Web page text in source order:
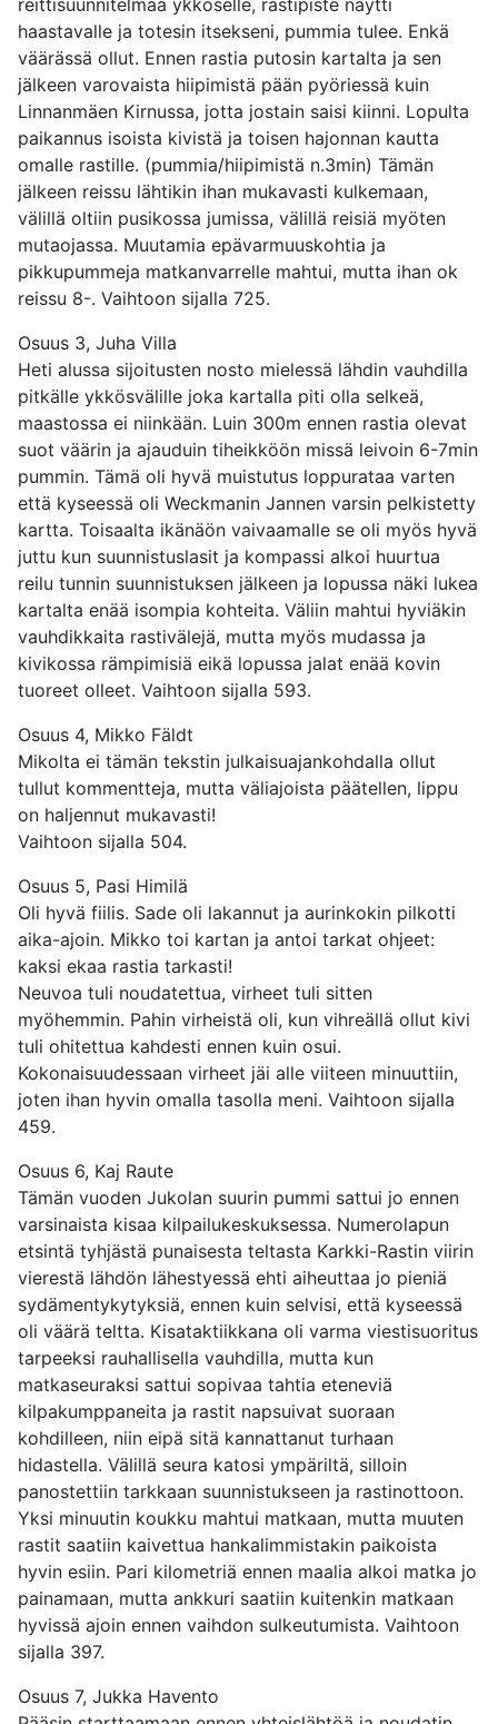
haastavalle ja totesin itsekseni, pummia tulee. Enkä
väärässä ollut. Ennen rastia putosin kartalta ja sen
jälkeen varovaista hiipimistä pään pyöriessä kuin
Linnanmäen Kirnussa, jotta jostain saisi kiinni. Lopulta
paikannus isoista kivistä ja toisen hajonnan kautta
omalle rastille. (pummia/hiipimistä n.3min) Tämän
jälkeen reissu lähtikin ihan mukavasti kulkemaan,
välillä oltiin pusikossa jumissa, välillä reisiä myöten
mutaojassa. Muutamia epävarmuuskohtia ja
pikkupummeja matkanvarrelle mahtui, mutta ihan ok
reissu 8-. Vaihtoon sijalla 725.
Osuus 3, Juha Villa
Heti alussa sijoitusten nosto mielessä lähdin vauhdilla
pitkälle ykkösvälille joka kartalla piti olla selkeä,
maastossa ei niinkään. Luin 300m ennen rastia olevat
suot väärin ja ajauduin tiheikköön missä leivoin 6-7min
pummin. Tämä oli hyvä muistutus loppurataa varten
että kyseessä oli Weckmanin Jannen varsin pelkistetty
kartta. Toisaalta ikänäön vaivaamalle se oli myös hyvä
juttu kun suunnistuslasit ja kompassi alkoi huurtua
reilu tunnin suunnistuksen jälkeen ja lopussa näki lukea
kartalta enää isompia kohteita. Väliin mahtui hyviäkin
vauhdikkaita rastivälejä, mutta myös mudassa ja
kivikossa rämpimisiä eikä lopussa jalat enää kovin
tuoreet olleet. Vaihtoon sijalla 593.
Osuus 4, Mikko Fäldt
Mikolta ei tämän tekstin julkaisuajankohdalla ollut
tullut kommentteja, mutta väliajoista päätellen, lippu
on haljennut mukavasti!
Vaihtoon sijalla 504.
Osuus 5, Pasi Himilä
Oli hyvä fiilis. Sade oli lakannut ja aurinkokin pilkotti
aika-ajoin. Mikko toi kartan ja antoi tarkat ohjeet:
kaksi ekaa rastia tarkasti!
Neuvoa tuli noudatettua, virheet tuli sitten
myöhemmin. Pahin virheistä oli, kun vihreällä ollut kivi
tuli ohitettua kahdesti ennen kuin osui.
Kokonaisuudessaan virheet jäi alle viiteen minuuttiin,
joten ihan hyvin omalla tasolla meni. Vaihtoon sijalla
459.
Osuus 6, Kaj Raute
Tämän vuoden Jukolan suurin pummi sattui jo ennen
varsinaista kisaa kilpailukeskuksessa. Numerolapun
etsintä tyhjästä punaisesta teltasta Karkki-Rastin viirin
vierestä lähdön lähestyessä ehti aiheuttaa jo pieniä
sydämentykytyksiä, ennen kuin selvisi, että kyseessä
oli väärä teltta. Kisataktiikkana oli varma viestisuoritus
tarpeeksi rauhallisella vauhdilla, mutta kun
matkaseuraksi sattui sopivaa tahtia eteneviä
kilpakumppaneita ja rastit napsuivat suoraan
kohdilleen, niin eipä sitä kannattanut turhaan
hidastella. Välillä seura katosi ympäriltä, silloin
panostettiin tarkkaan suunnistukseen ja rastinottoon.
Yksi minuutin koukku mahtui matkaan, mutta muuten
rastit saatiin kaivettua hankalimmistakin paikoista
hyvin esiin. Pari kilometriä ennen maalia alkoi matka jo
painamaan, mutta ankkuri saatiin kuitenkin matkaan
hyvissä ajoin ennen vaihdon sulkeutumista. Vaihtoon
sijalla 397.
Osuus 7, Jukka Havento